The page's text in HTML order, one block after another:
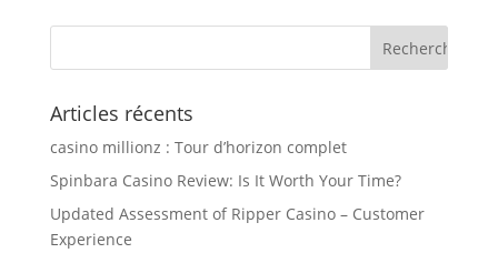
Articles récents
casino millionz : Tour d’horizon complet
Spinbara Casino Review: Is It Worth Your Time?
Updated Assessment of Ripper Casino – Customer
Experience